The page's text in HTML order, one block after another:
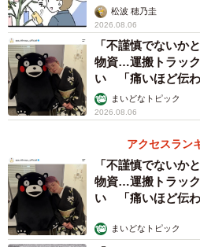
価格を重視することによる影響（出典：
また、「価格を重視することによ
「食材やレシピの固定化（マン
数以上を占めたほか、「味や品
松波 穂乃圭
2026.08.06
「不謹慎でないか
物資…運搬トラッ
い 「痛いほど伝わ
まいどなトピック
2026.08.06
アクセスラン
「不謹慎でないか
物資…運搬トラッ
い 「痛いほど伝わ
まいどなトピック